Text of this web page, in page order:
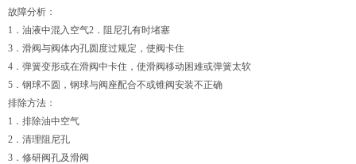
故障分析：
1．油液中混入空气2．阻尼孔有时堵塞
3．滑阀与阀体内孔圆度过规定，使阀卡住
4．弹簧变形或在滑阀中卡住，使滑阀移动困难或弹簧太软
5．钢球不圆，钢球与阀座配合不或锥阀安装不正确
排除方法：
1．排除油中空气
2．清理阻尼孔
3．修研阀孔及滑阀